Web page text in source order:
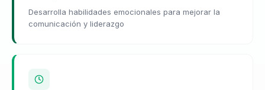
Desarrolla habilidades emocionales para mejorar la
comunicación y liderazgo